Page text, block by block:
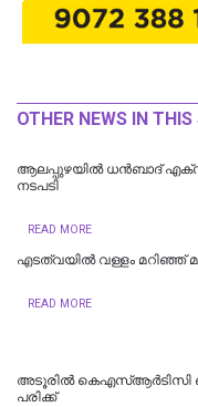
OTHER NEWS IN THIS
ആലപ്പുഴയില്‍ ധന്‍ബാദ്
നടപടി
READ MORE
എടത്വയിൽ വള്ളം മറിഞ്ഞ്
READ MORE
അടൂരിൽ കെഎസ്ആർടിസി
പരിക്ക്